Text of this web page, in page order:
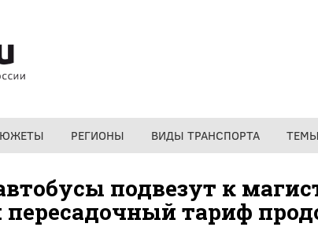
РЕГИОНЫ ВИДЫ ТРАНСПОРТА ТЕМЫ
подвезут к
тариф